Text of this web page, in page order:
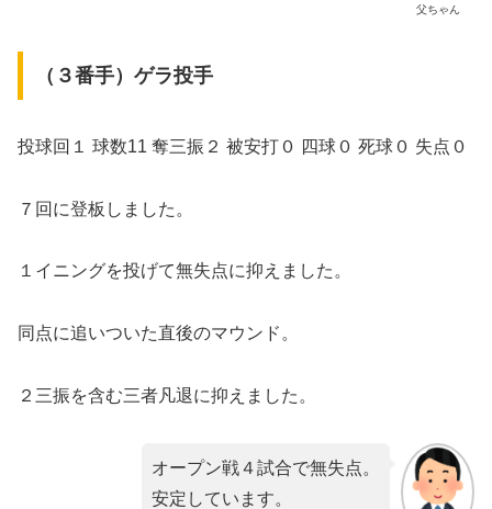
父ちゃん
（３番手）ゲラ投手
投球回１ 球数11 奪三振２ 被安打０ 四球０ 死球０ 失点０
７回に登板しました。
１イニングを投げて無失点に抑えました。
同点に追いついた直後のマウンド。
２三振を含む三者凡退に抑えました。
オープン戦４試合で無失点。
安定しています。